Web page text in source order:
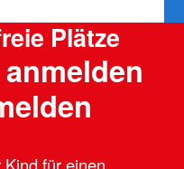
Plätze